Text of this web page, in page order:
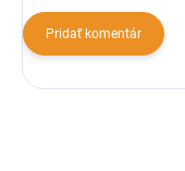
Pridať komentár